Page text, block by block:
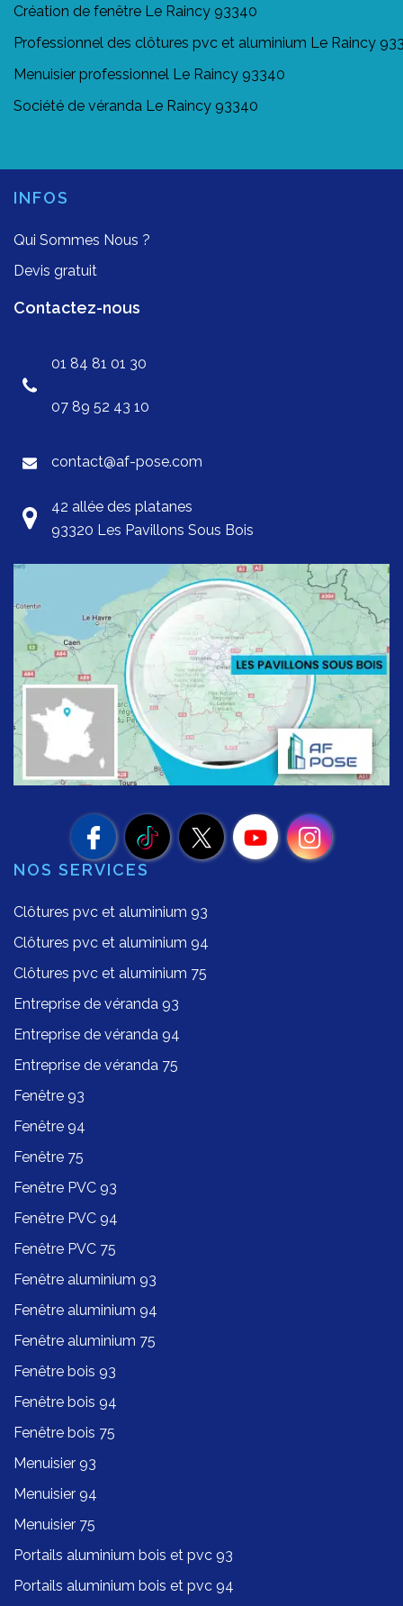
Création de fenêtre Le Raincy 93340
Professionnel des clôtures pvc et aluminium Le Raincy
Menuisier professionnel Le Raincy 93340
Société de véranda Le Raincy 93340
INFOS
Qui Sommes Nous ?
Devis gratuit
Contactez-nous
01 84 81 01 30
07 89 52 43 10
contact@af-pose.com
42 allée des platanes
93320 Les Pavillons Sous Bois
NOS SERVICES
Clôtures pvc et aluminium 93
Clôtures pvc et aluminium 94
Clôtures pvc et aluminium 75
Entreprise de véranda 93
Entreprise de véranda 94
Entreprise de véranda 75
Fenêtre 93
Fenêtre 94
Fenêtre 75
Fenêtre PVC 93
Fenêtre PVC 94
Fenêtre PVC 75
Fenêtre aluminium 93
Fenêtre aluminium 94
Fenêtre aluminium 75
Fenêtre bois 93
Fenêtre bois 94
Fenêtre bois 75
Menuisier 93
Menuisier 94
Menuisier 75
Portails aluminium bois et pvc 93
Portails aluminium bois et pvc 94